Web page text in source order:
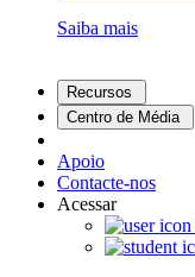
Saiba mais
Recursos
Centro de Média
Apoio
Contacte-nos
Acessar